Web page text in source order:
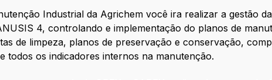
Industrial da Agrichem você ira realizar a gestão
4, controlando e implementação do planos de
de limpeza, planos de preservação e conservação,
todos os indicadores internos na manutenção.